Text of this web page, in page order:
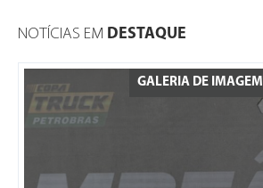
NOTÍCIAS EM DESTAQUE
GALERIA DE IMAGEM